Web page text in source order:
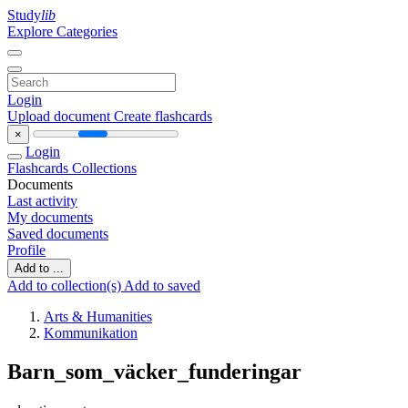
Studylib
Explore Categories
Login
Upload document Create flashcards
×
Login
Flashcards Collections
Documents
Last activity
My documents
Saved documents
Profile
Add to ...
Add to collection(s) Add to saved
Arts & Humanities
Kommunikation
Barn_som_väcker_funderingar